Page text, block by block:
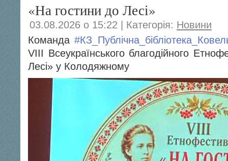
кольорового
«На гостини до Лесі»
03.08.2026 о 15:22 | Категорія: Новини
Команда
VIII Всеукраїнського благодійного
Лесі» у Колодяжному